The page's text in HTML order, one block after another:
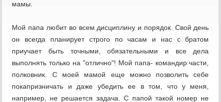
мамы.
Мой папа любит во всем дисциплину и порядок. Свой день
он всегда планирует строго по часам и нас с братом
приучает быть точными, обязательными и все дела
выполнять только на "отлично"! Мой папа- командир части,
полковник. С моей мамой еще можно позволить себе
покапризничать и даже убедить ее в том, что у меня,
например, не решается задача. С папой такой номер не